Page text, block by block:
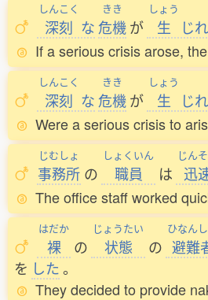
しんこく
深刻 な
きき
危機が
しょう
生 じ
If a serious crisis arose,
しんこく
深刻 な
きき
危機が
しょう
生 じ
Were a serious crisis to
じむしょ
事務所 の
しょくいん
職員 は
じん
迅
The office staff worked
はだか
裸 の
じょうたい
状態 の
ひなん
避難
を した 。
They decided to provide